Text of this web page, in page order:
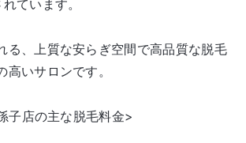
ています。
る、上質な安らぎ空間で高品質な脱毛
いサロンです。
子店の主な脱毛料金>